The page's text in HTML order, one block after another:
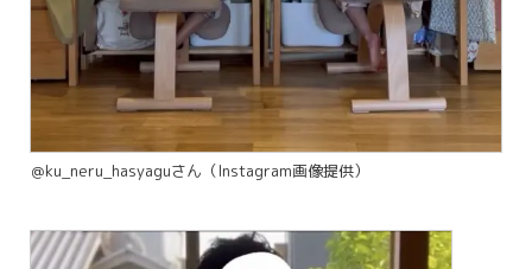
＠ku_neru_hasyaguさん（Instagram画像提供）